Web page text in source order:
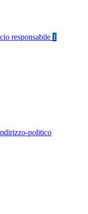
responsabile 1
politico